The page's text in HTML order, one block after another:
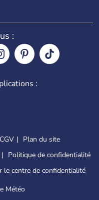
:
:
CGV
Plan du site
Politique de confidentialité
le centre de confidentialité
Météo